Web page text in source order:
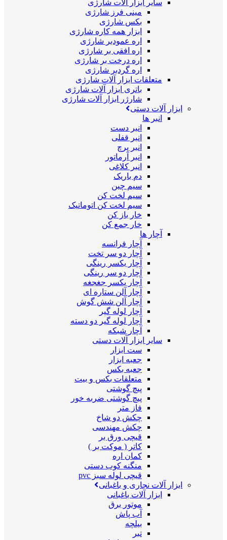
سایر ابزار آلات شارژی
مینی فرز شارژی
بکس شارژی
ابزار همه کاره شارژی
اره عمودبر شارژی
اره افقی بر شارژی
اره درخت بر شارژی
اره گردبر شارژی
متعلقات ابزار آلات شارژی
باتری ابزار آلات شارژی
شارژر ابزار آلات شارژی
ابزار آلات دستی
انبر ها
انبر دست
انبر قفلی
انبر پرچ
انبر آرماتور
انبر کلاغی
دم باریک
سیم چین
سیم لخت کن
سیم لخت کن اتوماتیک
خار باز کن
خار جمع کن
آچار ها
آچار فرانسه
آچار دو سر تخت
آچار یکسر رینگی
آچار دو سر رینگی
آچار یکسر جغجغه
آچار آلن ستاره ای
آچار آلن شش گوش
آچار لوله گیر
آچار لوله گیر دو دسته
آچار شبکه
سایر ابزار آلات دستی
ست ابزار
جعبه ابزار
جعبه بکس
متعلقات بکس و بیت
پیچ گوشتی
پیچ گوشتی ضربه خور
فاز متر
چکش دو شاخ
چکش مهندسی
قیچی ورق بر
کاتر ( موکت بر )
کمان اره
منگنه کوب دستی
قیچی لوله سبز pvc
ابزار آلات نجاری و باغبانی
ابزار آلات باغبانی
موتور برق
آب پاش
بیلچه
تبر